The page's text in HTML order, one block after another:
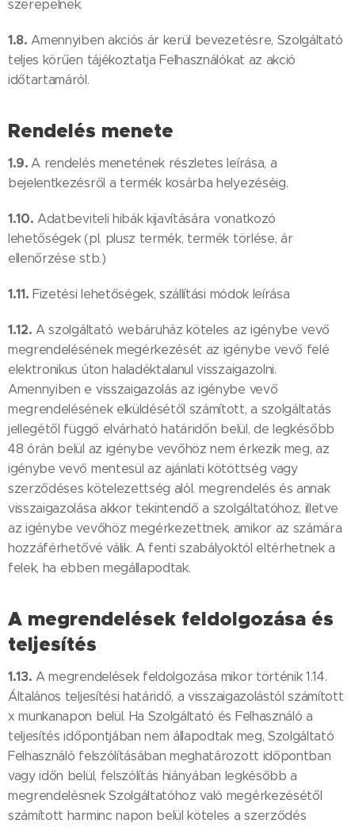
szerepelnek.
1.8. Amennyiben akciós ár kerül bevezetésre, Szolgáltató
teljes körűen tájékoztatja Felhasználókat az akció
időtartamáról.
Rendelés menete
1.9.A rendelés menetének részletes leírása, a
bejelentkezésről a termék kosárba helyezéséig.
1.10. Adatbeviteli hibák kijavítására vonatkozó
lehetőségek (pl. plusz termék, termék törlése, ár
ellenőrzése stb.)
1.11. Fizetési lehetőségek, szállítási módok leírása
1.12. A szolgáltató webáruház köteles az igénybe vevő
megrendelésének megérkezését az igénybe vevő felé
elektronikus úton haladéktalanul visszaigazolni.
Amennyiben e visszaigazolás az igénybe vevő
megrendelésének elküldésétől számított, a szolgáltatás
jellegétől függő elvárható határidőn belül, de legkésőbb
48 órán belül az igénybe vevőhöz nem érkezik meg, az
igénybe vevő mentesül az ajánlati kötöttség vagy
szerződéses kötelezettség alól. megrendelés és annak
visszaigazolása akkor tekintendő a szolgáltatóhoz, illetve
az igénybe vevőhöz megérkezettnek, amikor az számára
hozzáférhetővé válik. A fenti szabályoktól eltérhetnek a
felek, ha ebben megállapodtak.
A megrendelések feldolgozása és
teljesítés
1.13. A megrendelések feldolgozása mikor történik 1.14.
Általános teljesítési határidő, a visszaigazolástól számított
x munkanapon belül. Ha Szolgáltató és Felhasználó a
teljesítés időpontjában nem állapodtak meg, Szolgáltató
Felhasználó felszólításában meghatározott időpontban
vagy időn belül, felszólítás hiányában legkésőbb a
megrendelésnek Szolgáltatóhoz való megérkezésétől
számított harminc napon belül köteles a szerződés